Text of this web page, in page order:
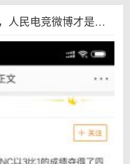
EDG惨遭淘汰，明年再战，人民电竞微博才是真正的预言家